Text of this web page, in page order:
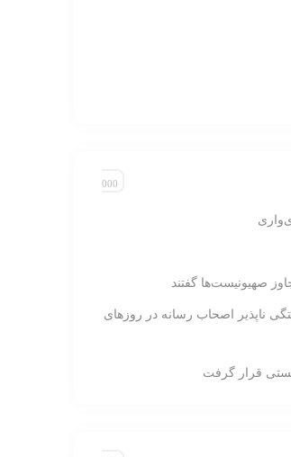
صهیونیست‌ها گفتند
ناپذیر اصحاب رسانه در روزهای
قرار گرفت